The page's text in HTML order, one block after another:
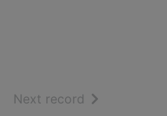
Next record of search